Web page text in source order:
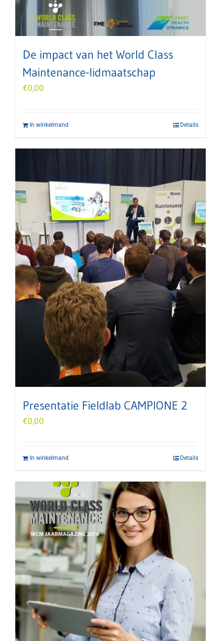
De impact van het World Class
Maintenance-lidmaatschap
€0,00
In winkelmand Details
Presentatie Fieldlab CAMPIONE 2
€0,00
In winkelmand Details